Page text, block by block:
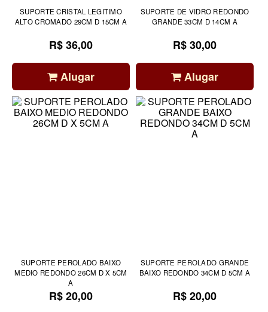
SUPORTE CRISTAL LEGITIMO
ALTO CROMADO 29CM D 15CM A
R$ 36,00
Alugar
SUPORTE DE VIDRO REDONDO
GRANDE 33CM D 14CM A
R$ 30,00
Alugar
SUPORTE PEROLADO BAIXO
MEDIO REDONDO 26CM D X 5CM
A
R$ 20,00
SUPORTE PEROLADO GRANDE
BAIXO REDONDO 34CM D 5CM A
R$ 20,00